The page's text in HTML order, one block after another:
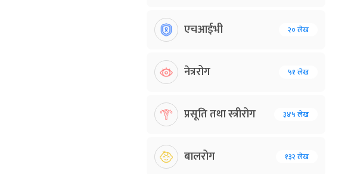
एचआईभी २० लेख
नेत्ररोग ५१ लेख
प्रसूति तथा स्त्रीरोग ३४५ लेख
बालरोग १३२ लेख